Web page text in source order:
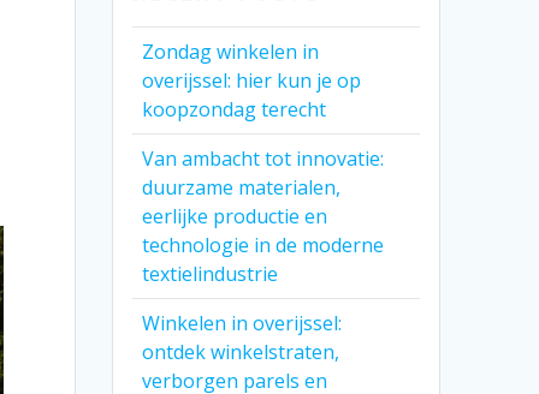
Zondag winkelen in
overijssel: hier kun je op
koopzondag terecht
Van ambacht tot innovatie:
duurzame materialen,
eerlijke productie en
technologie in de moderne
textielindustrie
Winkelen in overijssel:
ontdek winkelstraten,
verborgen parels en